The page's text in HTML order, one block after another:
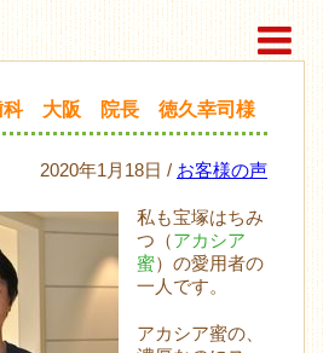
科 大阪 院長 徳久幸司様
2020年1月18日 / お客様の声
私も宝塚はちみ
つ（アカシア
蜜）の愛用者の
一人です。
アカシア蜜の、